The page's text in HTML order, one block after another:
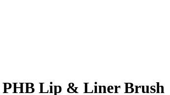
Lip & Liner Brush